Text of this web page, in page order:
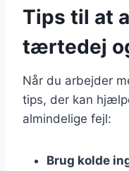
Tips til at
tærtedej
Når du arbejder
tips, der kan
almindelige fejl:
Brug kolde